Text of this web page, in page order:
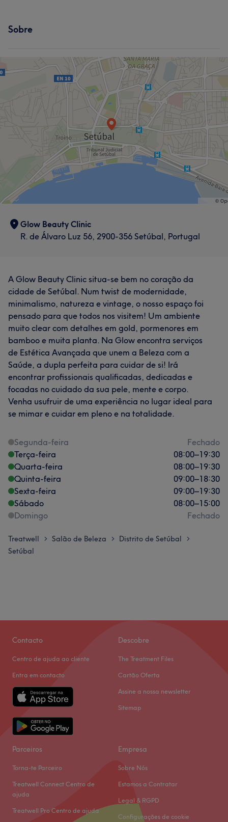
Sobre
Glow Beauty Clinic
R. de Álvaro Luz 56, 2900-356 Setúbal, Portugal
A Glow Beauty Clinic situa-se bem no coração da
cidade de Setúbal. Num twist de modernidade,
minimalismo, natureza e vintage, o nosso espaço foi
pensado para que todos nos visitem! Um ambiente
muito clear com detalhes em gold, pormenores em
bamboo e muita planta. Na Glow encontra serviços
de Estética Avançada que unem a Beleza com a
Saúde, a dupla perfeita para cuidar de si! Irá
encontrar profissionais qualificadas, dedicadas e
focadas no cuidado da sua pele, mente e corpo.
Venha usufruir de uma experiência no lugar ideal para
se mimar e cuidar em pleno e na totalidade.
Segunda-feira
Fechado
Terça-feira
08:00–19:30
Quarta-feira
08:00–19:30
Quinta-feira
09:00–18:30
Sexta-feira
09:00–19:30
Sábado
08:00–15:00
Domingo
Fechado
Treatwell > Salão de Beleza > Distrito de Setúbal >
Setúbal
Contacto
Centro de ajuda ao cliente
Entra em contacto
Descobre
The Treatment Files
Cartão Oferta
Assine a nossa newsletter
Sitemap
Parceiros
Torna-te Parceiro
Treatwell Connect Centro de
ajuda
Treatwell Pro Centro de ajuda
Empresa
Sobre Nós
Estamos a Contratar
Legal & RGPD
Configurações de cookie